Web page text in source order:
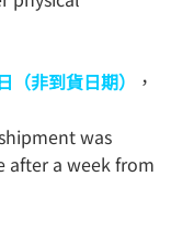
非到貨日期）
，
was
after a week from